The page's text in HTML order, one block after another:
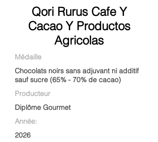
Qori Rurus Cafe Y
Cacao Y Productos
Agricolas
Médaille
Chocolats noirs sans adjuvant ni additif
sauf sucre (65% - 70% de cacao)
Producteur
Diplôme Gourmet
Année:
2026